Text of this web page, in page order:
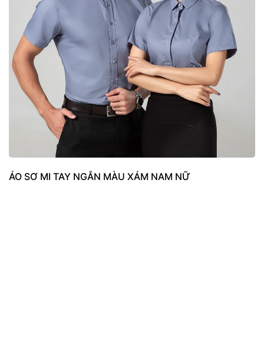
ÁO SƠ MI TAY NGẮN MÀU XÁM NAM NỮ